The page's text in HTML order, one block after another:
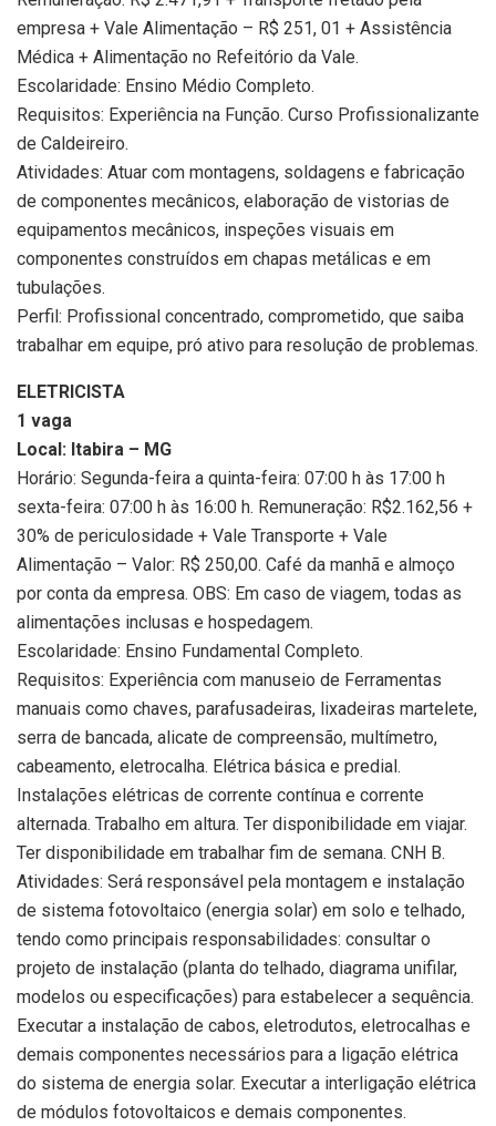
empresa + Vale Alimentação – R$ 251, 01 + Assistência
Médica + Alimentação no Refeitório da Vale.
Escolaridade: Ensino Médio Completo.
Requisitos: Experiência na Função. Curso Profissionalizante
de Caldeireiro.
Atividades: Atuar com montagens, soldagens e fabricação
de componentes mecânicos, elaboração de vistorias de
equipamentos mecânicos, inspeções visuais em
componentes construídos em chapas metálicas e em
tubulações.
Perfil: Profissional concentrado, comprometido, que saiba
trabalhar em equipe, pró ativo para resolução de problemas.
ELETRICISTA
1 vaga
Local: Itabira – MG
Horário: Segunda-feira a quinta-feira: 07:00 h às 17:00 h
sexta-feira: 07:00 h às 16:00 h. Remuneração: R$2.162,56 +
30% de periculosidade + Vale Transporte + Vale
Alimentação – Valor: R$ 250,00. Café da manhã e almoço
por conta da empresa. OBS: Em caso de viagem, todas as
alimentações inclusas e hospedagem.
Escolaridade: Ensino Fundamental Completo.
Requisitos: Experiência com manuseio de Ferramentas
manuais como chaves, parafusadeiras, lixadeiras martelete,
serra de bancada, alicate de compreensão, multímetro,
cabeamento, eletrocalha. Elétrica básica e predial.
Instalações elétricas de corrente contínua e corrente
alternada. Trabalho em altura. Ter disponibilidade em viajar.
Ter disponibilidade em trabalhar fim de semana. CNH B.
Atividades: Será responsável pela montagem e instalação
de sistema fotovoltaico (energia solar) em solo e telhado,
tendo como principais responsabilidades: consultar o
projeto de instalação (planta do telhado, diagrama unifilar,
modelos ou especificações) para estabelecer a sequência.
Executar a instalação de cabos, eletrodutos, eletrocalhas e
demais componentes necessários para a ligação elétrica
do sistema de energia solar. Executar a interligação elétrica
de módulos fotovoltaicos e demais componentes.